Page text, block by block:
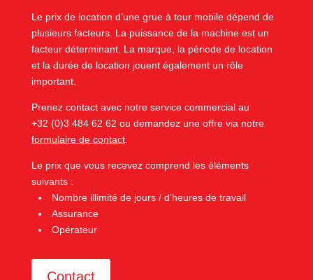
Le prix de location d’une grue à tour mobile dépend de
plusieurs facteurs. La puissance de la machine est un
facteur déterminant. La marque, la période de location
et la durée de location jouent également un rôle
important.
Prenez contact avec notre service commercial au
+32 (0)3 484 62 62 ou demandez une offre via notre
formulaire de contact.
Le prix que vous recevez comprend les éléments
suivants :
Nombre illimité de jours / d’heures de travail
Assurance
Opérateur
Contact